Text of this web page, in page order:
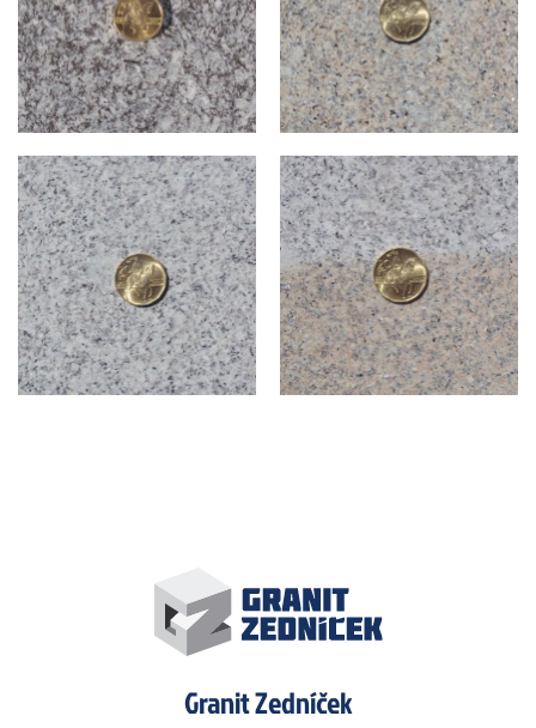
Granit Zedníček